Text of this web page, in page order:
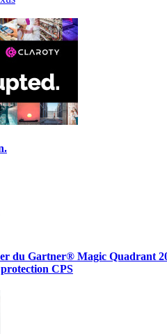
du Gartner® Magic Quadrant
CPS